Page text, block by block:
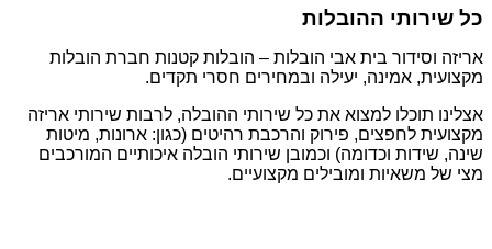
כל שירותי ההובלות
אריזה וסידור בית אבי הובלות – הובלות קטנות חברת הובלות
מקצועית, אמינה, יעילה ובמחירים חסרי תקדים.
אצלינו תוכלו למצוא את כל שירותי ההובלה, לרבות שירותי אריזה
מקצועית לחפצים, פירוק והרכבת רהיטים (כגון: ארונות, מיטות
שינה, שידות וכדומה) וכמובן שירותי הובלה איכותיים המורכבים
מצי של משאיות ומובילים מקצועיים.